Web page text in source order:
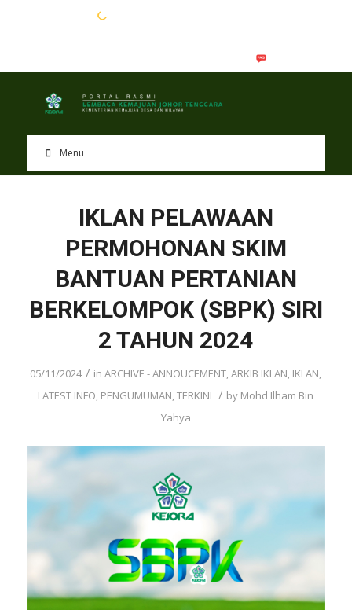
Menu
IKLAN PELAWAAN
PERMOHONAN SKIM
BANTUAN PERTANIAN
BERKELOMPOK (SBPK) SIRI
2 TAHUN 2024
05/11/2024 / inARCHIVE - ANNOUCEMENT,ARKIB IKLAN, IKLAN,
LATEST INFO, PENGUMUMAN,TERKINI / by Mohd Ilham Bin
Yahya